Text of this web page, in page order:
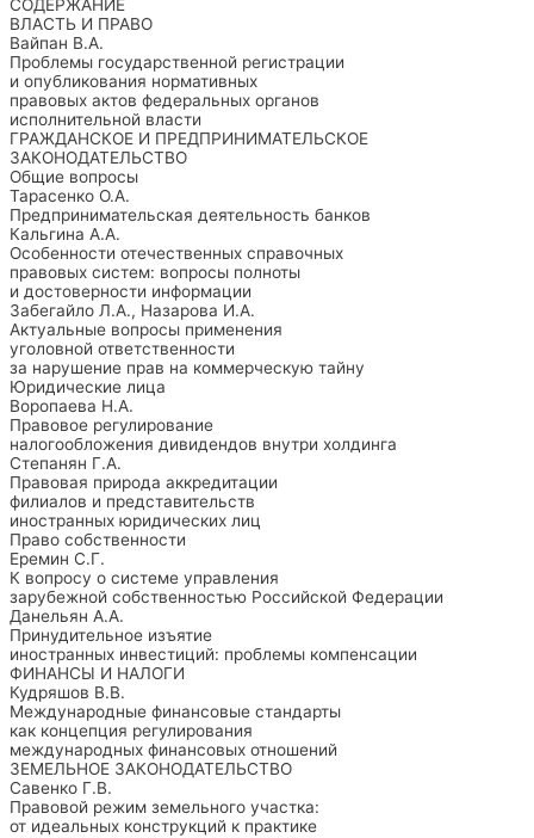
СОДЕРЖАНИЕ
ВЛАСТЬ И ПРАВО
Вайпан В.А.
Проблемы государственной регистрации
и опубликования нормативных
правовых актов федеральных органов
исполнительной власти
ГРАЖДАНСКОЕ И ПРЕДПРИНИМАТЕЛЬСКОЕ
ЗАКОНОДАТЕЛЬСТВО
Общие вопросы
Тарасенко О.А.
Предпринимательская деятельность банков
Кальгина А.А.
Особенности отечественных справочных
правовых систем: вопросы полноты
и достоверности информации
Забегайло Л.А., Назарова И.А.
Актуальные вопросы применения
уголовной ответственности
за нарушение прав на коммерческую тайну
Юридические лица
Воропаева Н.А.
Правовое регулирование
налогообложения дивидендов внутри холдинга
Степанян Г.А.
Правовая природа аккредитации
филиалов и представительств
иностранных юридических лиц
Право собственности
Еремин С.Г.
К вопросу о системе управления
зарубежной собственностью Российской Федерации
Данельян А.А.
Принудительное изъятие
иностранных инвестиций: проблемы компенсации
ФИНАНСЫ И НАЛОГИ
Кудряшов В.В.
Международные финансовые стандарты
как концепция регулирования
международных финансовых отношений
ЗЕМЕЛЬНОЕ ЗАКОНОДАТЕЛЬСТВО
Савенко Г.В.
Правовой режим земельного участка:
от идеальных конструкций к практике